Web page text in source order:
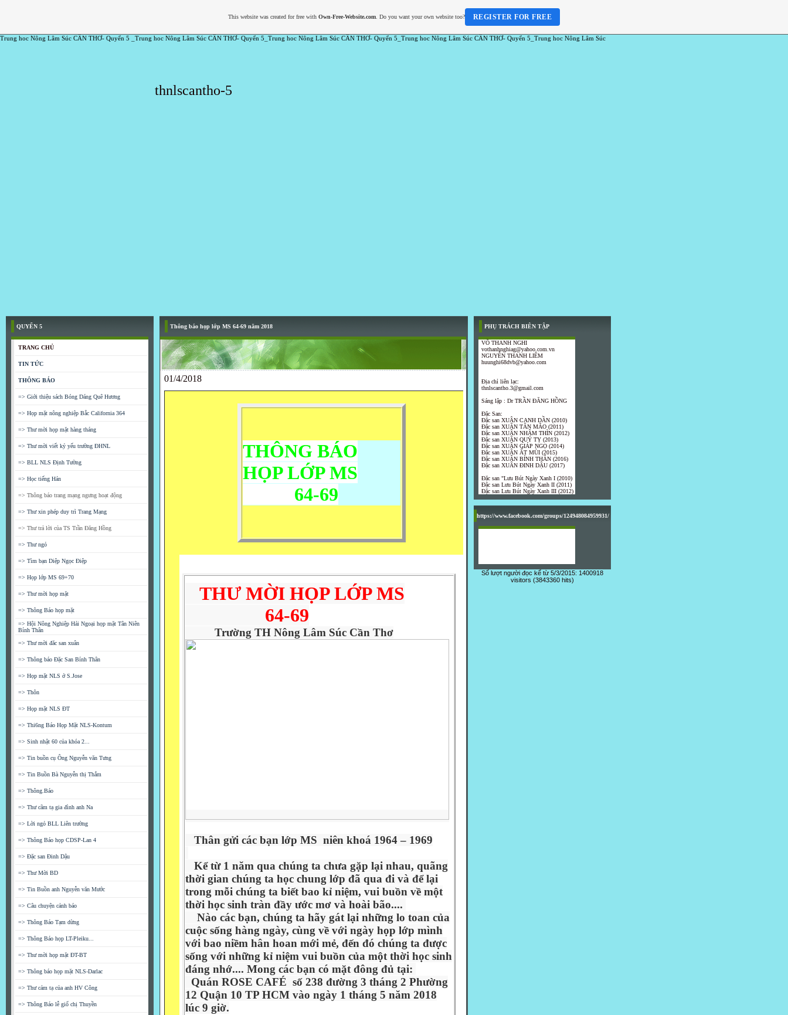
Trung hoc Nông Lâm Súc CẦN THƠ- Quyển 5 _Trung hoc Nông Lâm Súc CẦN THƠ- Quyển 5_Trung hoc Nông Lâm Súc CẦN THƠ- Quyển 5_Trung hoc Nông Lâm Súc CẦN THƠ- Quyển 5_Trung hoc Nông Lâm Súc
thnlscantho-5
QUYỂN 5
TRANG CHỦ
TIN TỨC
THÔNG BÁO
=> Giới thiệu sách Bóng Dáng Quê Hương
=> Họp mặt nông nghiệp Bắc California 364
=> Thư mời họp mặt hàng tháng
=> Thư mời viết kỷ yếu trường ĐHNL
=> BLL NLS Định Tường
=> Học tiếng Hán
=> Thông báo trang mạng ngưng hoạt động
=> Thư xin phép duy trì Trang Mạng
=> Thư trả lời của TS Trần Đăng Hồng
=> Thư ngỏ
=> Tìm bạn Diệp Ngọc Điệp
=> Họp lớp MS 69+70
=> Thư mời họp mặt
=> Thông Báo họp mặt
=> Hội Nông Nghiệp Hải Ngoại họp mặt Tân Niên
Bính Thân
=> Thư mời đăc san xuân
=> Thông báo Đặc San Bính Thân
=> Họp mặt NLS ở S.Jose
=> Thôn
=> Họp mặt NLS ĐT
=> Thi6ng Báo Họp Mặt NLS-Kontum
=> Sinh nhật 60 của khóa 2...
=> Tin buồn cụ Ông Nguyễn văn Tưng
=> Tin Buồn Bà Nguyễn thị Thắm
=> Thông.Báo
=> Thư cãm tạ gia đình anh Na
=> Lời ngỏ BLL Liên trường
=> Thông Báo họp CDSP-Lan 4
=> Đặc san Đinh Dậu
=> Thư Mời BD
=> Tin Buồn anh Nguyễn văn Mước
=> Câu chuyện cảnh báo
=> Thông Báo Tạm dừng
=> Thông Báo họp LT-Pleiku...
=> Thư mời họp mặt ĐT-BT
=> Thông báo họp mặt NLS-Darlac
=> Thư cảm tạ của anh HV Công
=> Thông Báo lễ giổ chị Thuyền
Thông báo họp lớp MS 64-69 năm 2018
01/4/2018
THÔNG BÁO
HỌP LỚP MS
64-69
THƯ MỜI HỌP LỚP MS
64-69
Trường TH Nông Lâm Súc Cần Thơ
Thân gửi các bạn lớp MS niên khoá 1964 – 1969
Kể từ 1 năm qua chúng ta chưa gặp lại nhau, quãng
thời gian chúng ta học chung lớp đã qua đi và để lại
trong mỗi chúng ta biết bao kỉ niệm, vui buồn về một
thời học sinh tràn đầy ước mơ và hoài bão....
Nào các bạn, chúng ta hãy gát lại những lo toan của
cuộc sống hàng ngày, cùng về với ngày họp lớp mình
với bao niềm hân hoan mới mẻ, đến đó chúng ta được
sống với những kỉ niệm vui buồn của một thời học sinh
đáng nhớ.... Mong các bạn có mặt đông đủ tại:
Quán ROSE CAFÉ số 238 đường 3 tháng 2 Phường
12 Quận 10 TP HCM vào ngày 1 tháng 5 năm 2018
lúc 9 giờ.
PHỤ TRÁCH BIÊN TẬP
VÕ THANH NGHI
vothanhnghiag@yahoo.com.vn
NGUYỄN THANH LIÊM
huunghi68dvb@yahoo.com
Địa chỉ liên lạc:
thnlscantho.3@gmail.com
Sáng lập : Dr TRẦN ĐĂNG HỒNG
Đặc San:
Đặc san XUÂN CANH DẦN (2010)
Đặc san XUÂN TÂN MÃO (2011)
Đặc san XUÂN NHÂM THÌN (2012)
Đặc san XUÂN QUÝ TỴ (2013)
Đặc san XUÂN GIÁP NGỌ (2014)
Đặc san XUÂN ẤT MÙI (2015)
Đặc san XUÂN BÍNH THÂN (2016)
Đặc san XUÂN ĐINH DẬU (2017)
Đặc san "Lưu Bút Ngày Xanh I (2010)
Đặc san Lưu Bút Ngày Xanh II (2011)
Đặc san Lưu Bút Ngày Xanh III (2012)
https://www.facebook.com/groups/124948084959931/
Số lượt người đọc kể từ 5/3/2015: 1400918
visitors (3843360 hits)
This website was created for free with Own-Free-Website.com. Do you want your own website too? REGISTER FOR FREE